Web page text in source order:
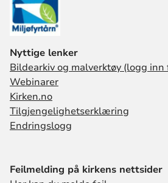
Nyttige lenker
Bildearkiv og malverktøy (logg
Webinarer
Kirken.no
Tilgjengelighetserklæring
Endringslogg
Feilmelding på kirkens nettsider